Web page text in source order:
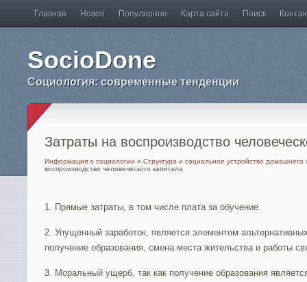
Главная Новое Популярное Карта сайта Поиск
SocioDone
Социология: современные тенденции
Затраты на воспроизводство
Информация о социологии » Структура и социальное устройство домашнего
воспроизводство человеческого капитала
1. Прямые затраты, в том числе плата за обучение.
2. Упущенный заработок, является элементом
получение образования, смена места жительства и работы
3. Моральный ущерб, так как получение образования